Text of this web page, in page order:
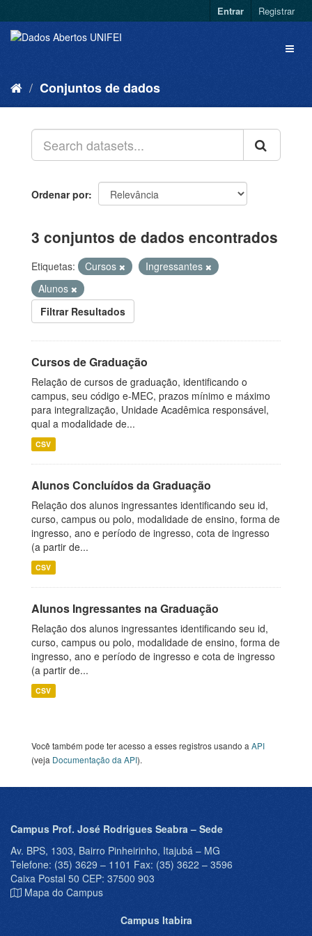
Entrar Registrar
Conjuntos de dados
Ordenar por
3 conjuntos de dados encontrados
Etiquetas: Cursos
Ingressantes
Alunos
Filtrar Resultados
Cursos de Graduação
Relação de cursos de graduação, identificando o
campus, seu código e-MEC, prazos mínimo e máximo
para integralização, Unidade Acadêmica responsável,
qual a modalidade de...
CSV
Alunos Concluídos da Graduação
Relação dos alunos ingressantes identificando seu id,
curso, campus ou polo, modalidade de ensino, forma de
ingresso, ano e período de ingresso, cota de ingresso
(a partir de...
CSV
Alunos Ingressantes na Graduação
Relação dos alunos ingressantes identificando seu id,
curso, campus ou polo, modalidade de ensino, forma de
ingresso, ano e período de ingresso e cota de ingresso
(a partir de...
CSV
Você também pode ter acesso a esses registros usando a API
(veja Documentação da API).
Campus Prof. José Rodrigues Seabra – Sede
Av. BPS, 1303, Bairro Pinheirinho, Itajubá – MG
Telefone: (35) 3629 – 1101 Fax: (35) 3622 – 3596
Caixa Postal 50 CEP: 37500 903
Mapa do Campus
Campus Itabira